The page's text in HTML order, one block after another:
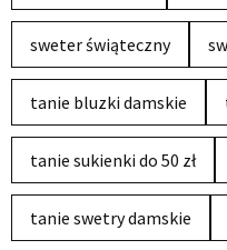
sweter świąteczny
tanie bluzki damskie
tanie sukienki do 50 zł
tanie swetry damskie